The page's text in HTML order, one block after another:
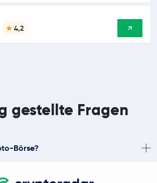
4,2
gestellte Fragen
Börse?